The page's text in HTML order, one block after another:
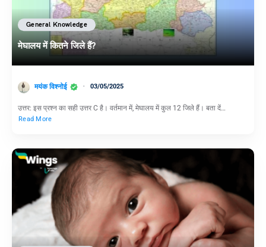
General Knowledge
मेघालय में कितने जिले हैं?
मयंक विश्नोई 03/05/2025
उत्तर: इस प्रश्न का सही उत्तर C है। वर्तमान में, मेघालय में कुल 12 जिले हैं। बता दें…
Read More